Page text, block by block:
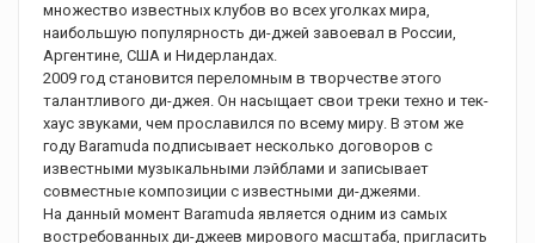
множество известных клубов во всех уголках мира,
наибольшую популярность ди-джей завоевал в России,
Аргентине, США и Нидерландах.
2009 год становится переломным в творчестве этого
талантливого ди-джея. Он насыщает свои треки техно и тек-
хаус звуками, чем прославился по всему миру. В этом же
году Baramuda подписывает несколько договоров с
известными музыкальными лэйблами и записывает
совместные композиции с известными ди-джеями.
На данный момент Baramuda является одним из самых
востребованных ди-джеев мирового масштаба, пригласить